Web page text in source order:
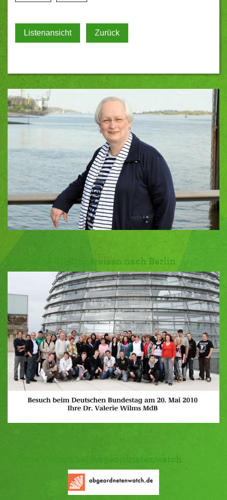
Listenansicht Zurück
Politische Bildungsreisen nach Berlin
Valerie Wilms bei Abgeordnetenwatch